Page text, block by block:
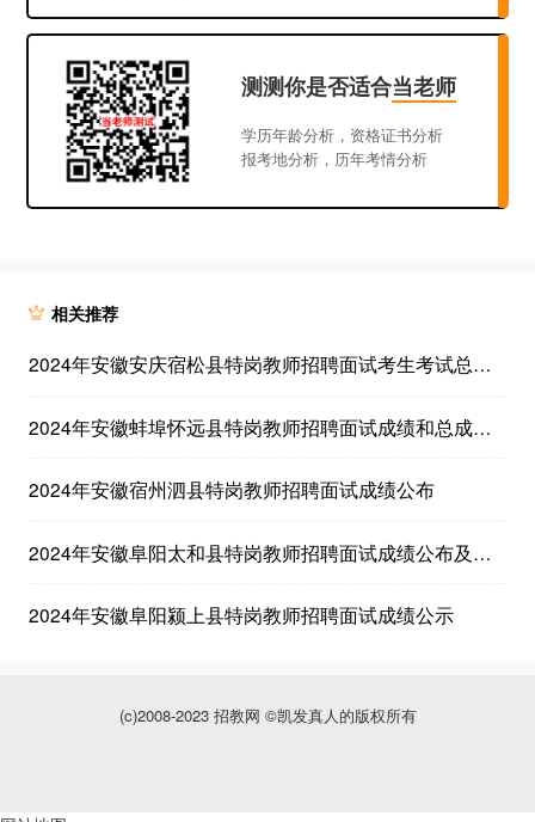
测测你是否适合当老师
学历年龄分析，资格证书分析
报考地分析，历年考情分析
相关推荐
2024年安徽安庆宿松县特岗教师招聘面试考生考试总成绩公告
2024年安徽蚌埠怀远县特岗教师招聘面试成绩和总成绩公布
2024年安徽宿州泗县特岗教师招聘面试成绩公布
2024年安徽阜阳太和县特岗教师招聘面试成绩公布及体检、考察通知
2024年安徽阜阳颍上县特岗教师招聘面试成绩公示
(c)2008-2023 招教网 ©凯发真人的版权所有